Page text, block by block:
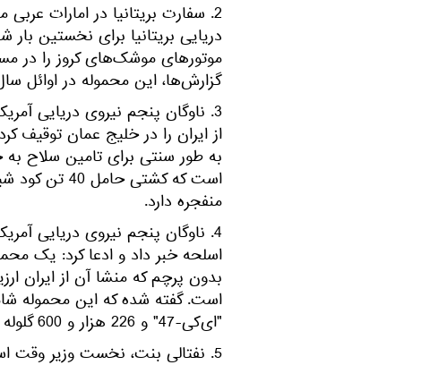
دریایی بریتانیا برای نخستین
موتورهای موشک‌های کروز را در
گزارش‌ها، این محموله در اوائل
از ایران را در خلیج عمان توقیف
به طور سنتی برای تامین سلاح
است که کشتی
منفجره دارد.
اسلحه خبر داد و ادعا کرد: یک
بدون پرچم که منشا آن از ایران
"ای‌کی-47" و 226 هزار و 600 گلوله بوده است.
5. نفتالی بنت، نخست وزیر